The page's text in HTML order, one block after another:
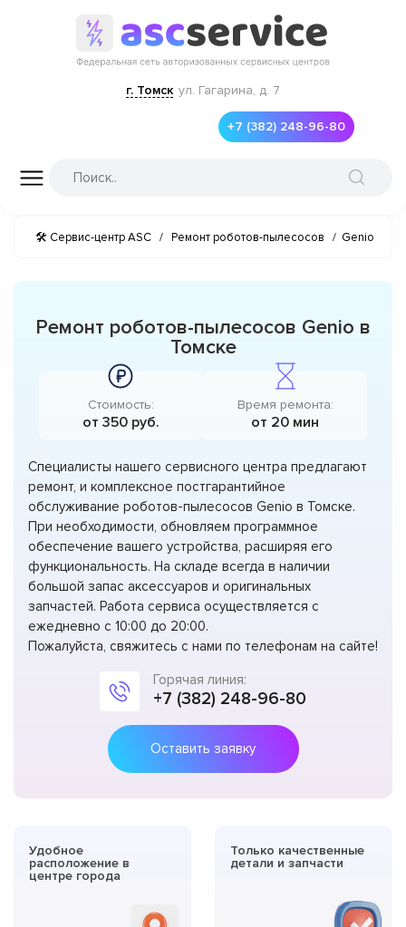
г. Томск ул. Гагарина, д. 7
+7 (382) 248-96-80
🛠 Сервис-центр ASC / Ремонт роботов-пылесосов / Genio
Ремонт роботов-пылесосов Genio в
Томске
Стоимость:
от 350 руб.
Время ремонта:
от 20 мин
Специалисты нашего сервисного центра предлагают
ремонт, и комплексное постгарантийное
обслуживание роботов-пылесосов Genio в Томске.
При необходимости, обновляем программное
обеспечение вашего устройства, расширяя его
функциональность. На складе всегда в наличии
большой запас аксессуаров и оригинальных
запчастей. Работа сервиса осуществляется с
ежедневно с 10:00 до 20:00.
Пожалуйста, свяжитесь с нами по телефонам на сайте!
Горячая линия:
+7 (382) 248-96-80
Оставить заявку
Удобное
расположение в
центре города
Только качественные
детали и запчасти